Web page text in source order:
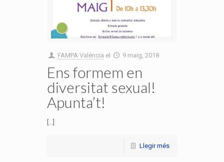
FAMPA València el 9 maig, 2018
Ens formem en
diversitat sexual!
Apunta’t!
[...]
Llegir més